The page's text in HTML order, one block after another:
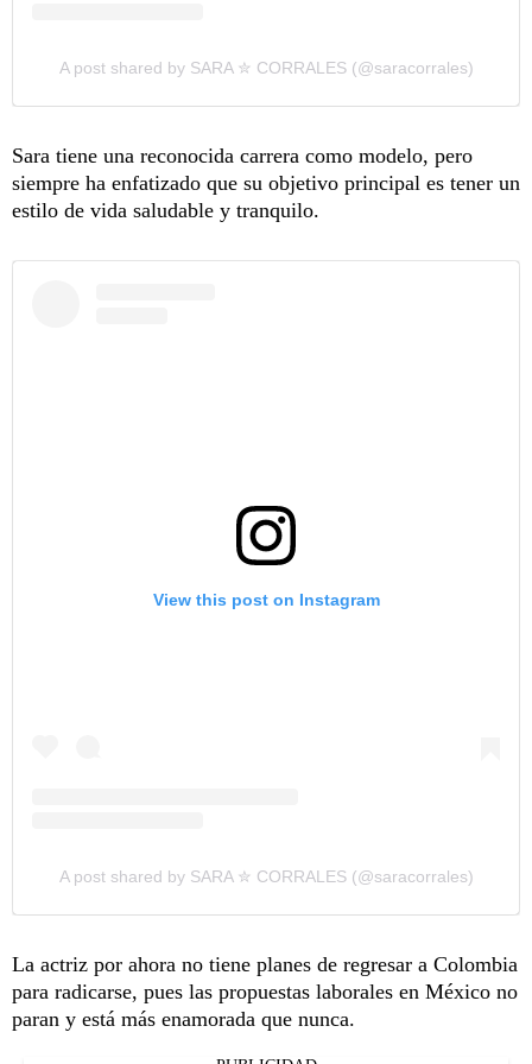
A post shared by SARA ✮ CORRALES (@saracorrales)
Sara tiene una reconocida carrera como modelo, pero
siempre ha enfatizado que su objetivo principal es tener un
estilo de vida saludable y tranquilo.
View this post on Instagram
A post shared by SARA ✮ CORRALES (@saracorrales)
La actriz por ahora no tiene planes de regresar a Colombia
para radicarse, pues las propuestas laborales en México no
paran y está más enamorada que nunca.